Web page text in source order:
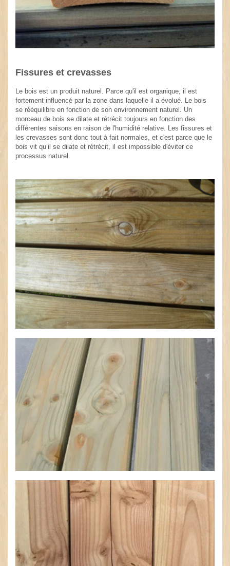
Fissures et crevasses
Le bois est un produit naturel. Parce qu'il est organique, il est
fortement influencé par la zone dans laquelle il a évolué. Le bois
se rééquilibre en fonction de son environnement naturel. Un
morceau de bois se dilate et rétrécit toujours en fonction des
différentes saisons en raison de l'humidité relative. Les fissures et
les crevasses sont donc tout à fait normales, et c'est parce que le
bois vit qu’il se dilate et rétrécit, il est impossible d'éviter ce
processus naturel.